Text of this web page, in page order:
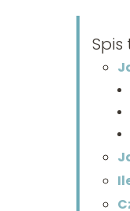
Spis